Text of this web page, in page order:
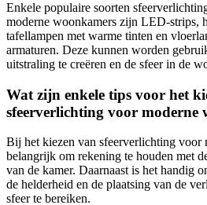
Enkele populaire soorten
moderne woonkamers zijn LED-strips,
tafellampen met warme tinten en
armaturen. Deze kunnen worden
uitstraling te creëren en de sfeer in de
Wat zijn enkele tips voor het
sfeerverlichting voor moderne
Bij het kiezen van sfeerverlichting voor
belangrijk om rekening te houden met
van de kamer. Daarnaast is het handig
de helderheid en de plaatsing van de
sfeer te bereiken.